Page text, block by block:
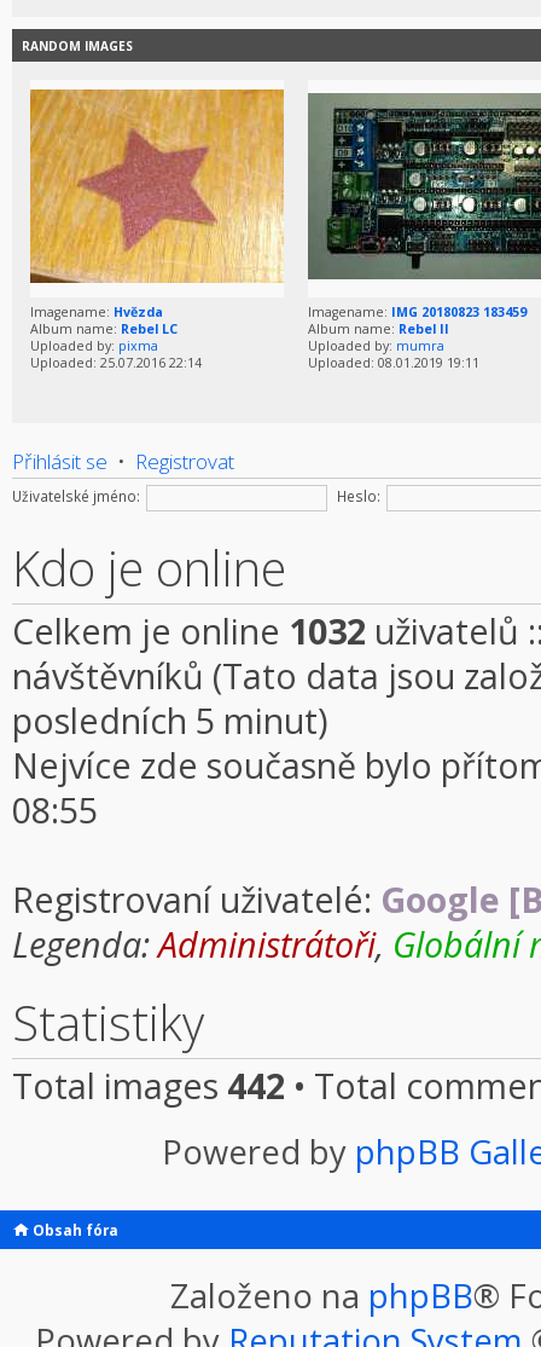
RANDOM IMAGES
Imagename: Hvězda
Album name: Rebel LC
Uploaded by: pixma
Uploaded: 25.07.2016 22:14
Imagename: IMG 20180823 183459
Album name: Rebel II
Uploaded by: mumra
Uploaded: 08.01.2019 19:11
Přihlásit se • Registrovat
Uživatelské jméno: Heslo:
Kdo je online
Celkem je online 1032 uživatelů
návštěvníků (Tato data jsou
posledních 5 minut)
Nejvíce zde současně bylo
08:55
Registrovaní uživatelé: Google
Legenda:Administrátoři, Globální
Statistiky
Total images 442 • Total
Powered by phpBB
Obsah fóra
Založeno na phpBB®